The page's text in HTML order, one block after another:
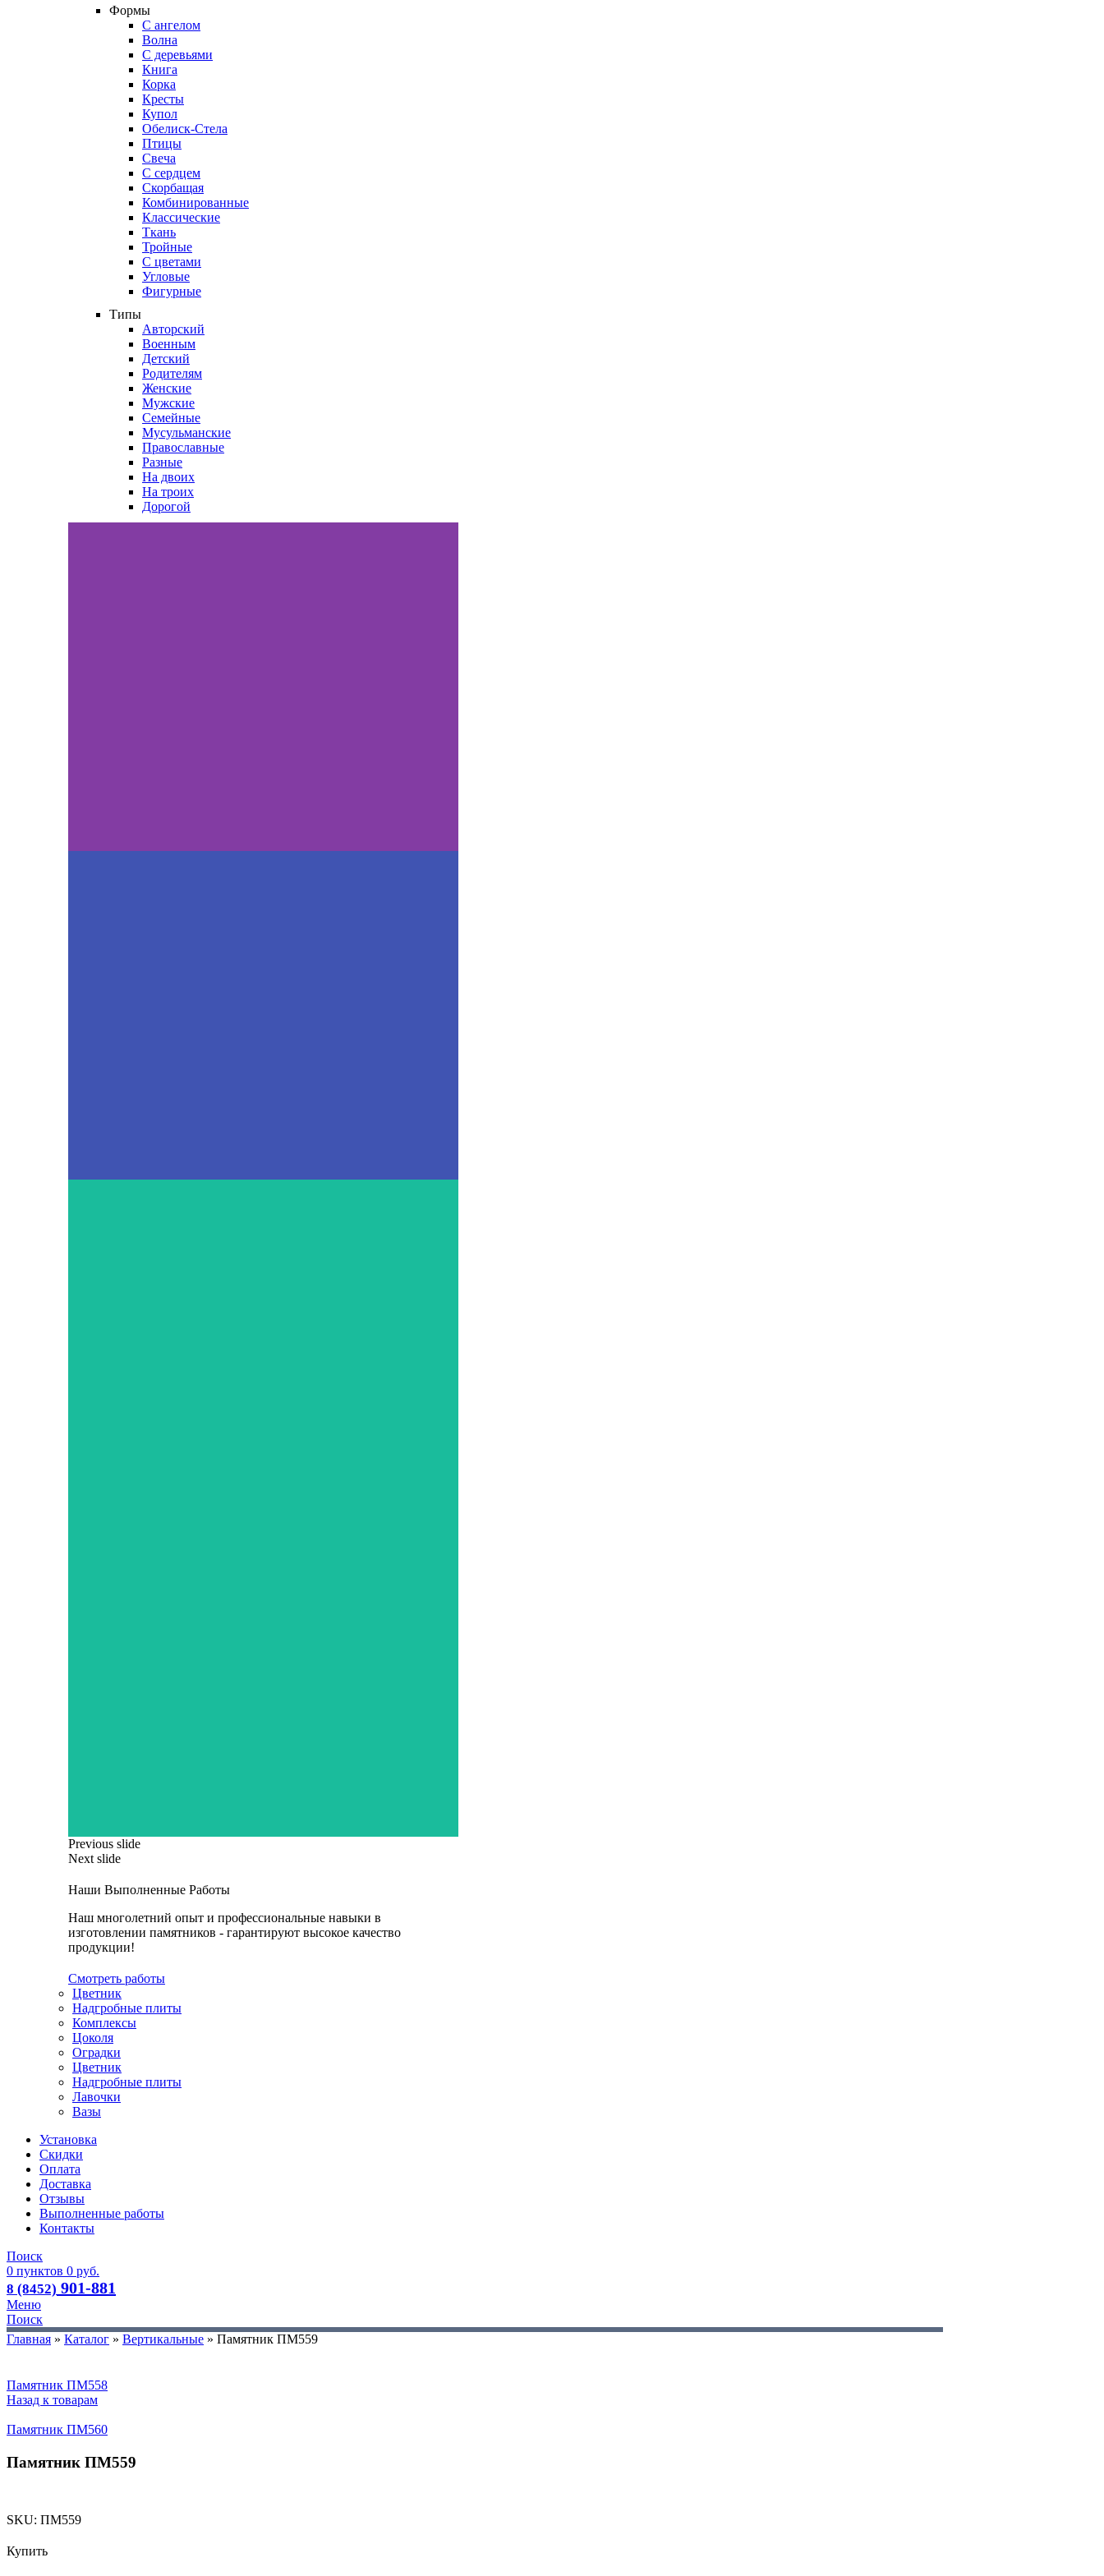
Формы
С ангелом
Волна
С деревьями
Книга
Корка
Кресты
Купол
Обелиск-Стела
Птицы
Свеча
С сердцем
Скорбащая
Комбинированные
Классические
Ткань
Тройные
С цветами
Угловые
Фигурные
Типы
Авторский
Военным
Детский
Родителям
Женские
Мужские
Семейные
Мусульманские
Православные
Разные
На двоих
На троих
Дорогой
Previous slide
Next slide
Наши Выполненные Работы
Наш многолетний опыт и профессиональные навыки в
изготовлении памятников - гарантируют высокое качество
продукции!
Смотреть работы
Цветник
Надгробные плиты
Комплексы
Цоколя
Оградки
Цветник
Надгробные плиты
Лавочки
Вазы
Установка
Скидки
Оплата
Доставка
Отзывы
Выполненные работы
Контакты
Поиск
0 пунктов 0 руб.
8 (8452) 901-881
Меню
Поиск
Главная » Каталог » Вертикальные » Памятник ПМ559
Памятник ПМ558
Назад к товарам
Памятник ПМ560
Памятник ПМ559
SKU: ПМ559
Купить